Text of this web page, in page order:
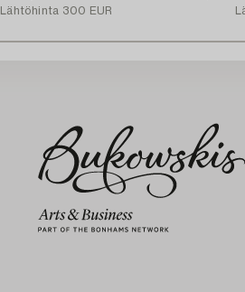
Lähtöhinta 300 EUR